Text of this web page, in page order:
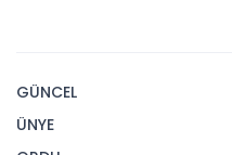
GÜNCEL
ÜNYE